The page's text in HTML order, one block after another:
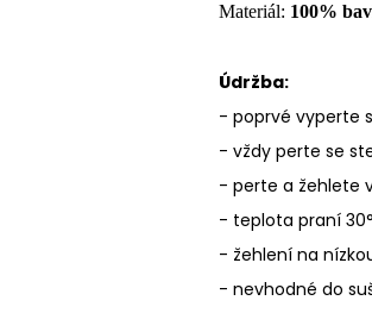
Materiál: 100%
Údržba:
- poprvé vyperte
- vždy perte se
- perte a žehlete
- teplota praní
- žehlení na
- nevhodné do